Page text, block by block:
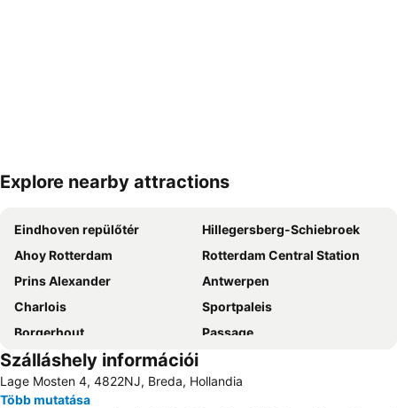
Nagy méretű térkép
Explore nearby attractions
Eindhoven repülőtér
Hillegersberg-Schiebroek
Ahoy Rotterdam
Rotterdam Central Station
Prins Alexander
Antwerpen
Charlois
Sportpaleis
Borgerhout
Passage
Rotterdam Marathon
Bobbejaanland
Szálláshely információi
Lage Mosten 4, 4822NJ, Breda, Hollandia
Több mutatása